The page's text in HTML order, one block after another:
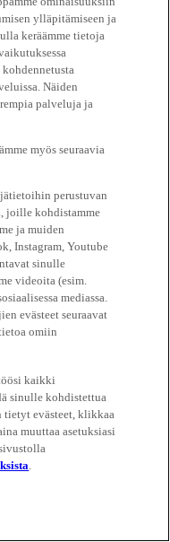
ylläpitämiseen ja
keräämme tietoja
Näiden
palveluja ja
myös seuraavia
perustuvan
joille kohdistamme
ja muiden
Instagram, Youtube
sinulle
videoita (esim.
mediassa.
evästeet seuraavat
omiin
kaikki
sinulle kohdistettua
tietyt evästeet, klikkaa
muuttaa asetuksiasi